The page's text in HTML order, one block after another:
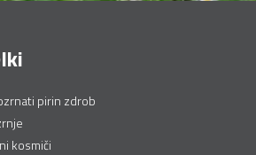
pirin zdrob
kosmiči